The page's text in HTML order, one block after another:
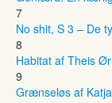
7
No shit, S 3 – De
8
Habitat af Theis
9
Grænseløs af